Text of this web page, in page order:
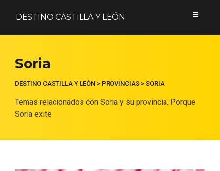
DESTINO CASTILLA Y LEÓN
Soria
DESTINO CASTILLA Y LEÓN > PROVINCIAS > SORIA
Temas relacionados con Soria y su provincia. Porque
Soria exite
Acceder
Nombre de usuario o correo electrónico